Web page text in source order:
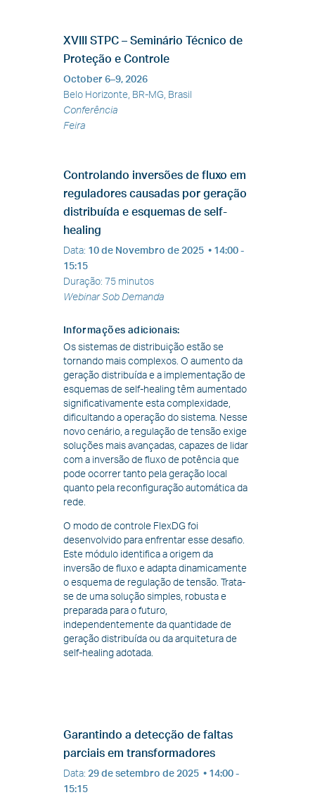
XVIII STPC – Seminário Técnico de
Proteção e Controle
October 6–9, 2026
Belo Horizonte, BR-MG, Brasil
Conferência
Feira
Controlando inversões de fluxo em
reguladores causadas por geração
distribuída e esquemas de self-
healing
Data: 10 de Novembro de 2025 • 14:00 -
15:15
Duração: 75 minutos
Webinar Sob Demanda
Informações adicionais:
Os sistemas de distribuição estão se
tornando mais complexos. O aumento da
geração distribuída e a implementação de
esquemas de self-healing têm aumentado
significativamente esta complexidade,
dificultando a operação do sistema. Nesse
novo cenário, a regulação de tensão exige
soluções mais avançadas, capazes de lidar
com a inversão de fluxo de potência que
pode ocorrer tanto pela geração local
quanto pela reconfiguração automática da
rede.
O modo de controle FlexDG foi
desenvolvido para enfrentar esse desafio.
Este módulo identifica a origem da
inversão de fluxo e adapta dinamicamente
o esquema de regulação de tensão. Trata-
se de uma solução simples, robusta e
preparada para o futuro,
independentemente da quantidade de
geração distribuída ou da arquitetura de
self-healing adotada.
Garantindo a detecção de faltas
parciais em transformadores
Data: 29 de setembro de 2025 • 14:00 -
15:15